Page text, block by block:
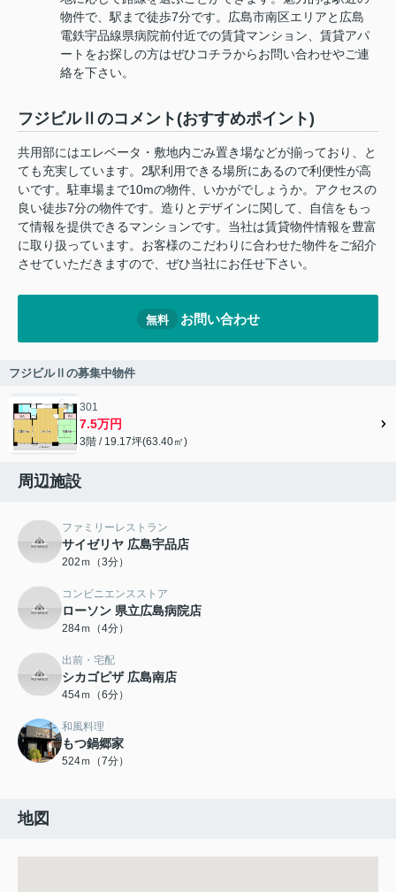
物件で、駅まで徒歩7分です。広島市南区エリアと広島
電鉄宇品線県病院前付近での賃貸マンション、賃貸アパ
ートをお探しの方はぜひコチラからお問い合わせやご連
絡を下さい。
フジビルⅡのコメント(おすすめポイント)
共用部にはエレベータ・敷地内ごみ置き場などが揃っており、と
ても充実しています。2駅利用できる場所にあるので利便性が高
いです。駐車場まで10mの物件、いかがでしょうか。アクセスの
良い徒歩7分の物件です。造りとデザインに関して、自信をもっ
て情報を提供できるマンションです。当社は賃貸物件情報を豊富
に取り扱っています。お客様のこだわりに合わせた物件をご紹介
させていただきますので、ぜひ当社にお任せ下さい。
無料 お問い合わせ
フジビルⅡの募集中物件
301
7.5万円
3階 / 19.17坪(63.40㎡)
周辺施設
ファミリーレストラン
サイゼリヤ 広島宇品店
202ｍ（3分）
コンビニエンスストア
ローソン 県立広島病院店
284ｍ（4分）
出前・宅配
シカゴピザ 広島南店
454ｍ（6分）
和風料理
もつ鍋郷家
524ｍ（7分）
地図